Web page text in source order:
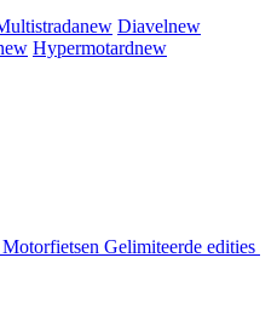
new Diavelnew
Hypermotardnew
Gelimiteerde edities